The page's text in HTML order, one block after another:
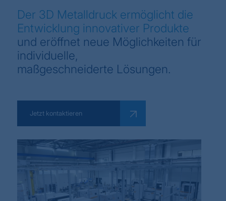
Der 3D Metalldruck ermöglicht die
Entwicklung innovativer Produkte
und eröffnet neue Möglichkeiten für
individuelle,
maßgeschneiderte Lösungen.
Jetzt kontaktieren